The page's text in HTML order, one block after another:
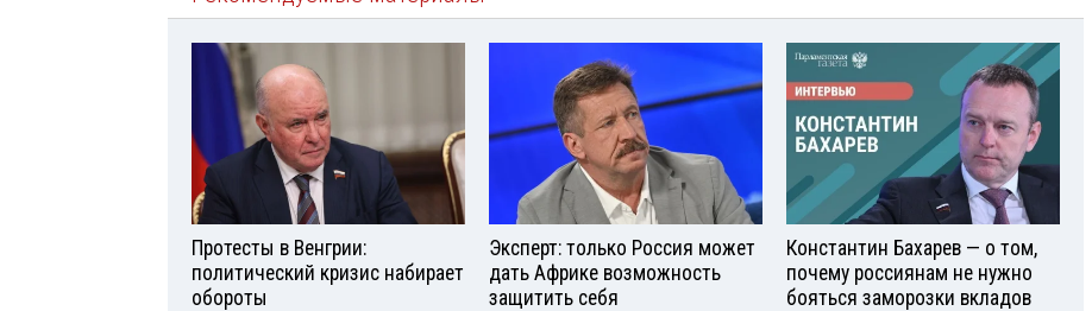
Протесты в Венгрии:
политический кризис набирает
обороты
Эксперт: только Россия может
дать Африке возможность
защитить себя
Константин Бахарев — о том,
почему россиянам не нужно
бояться заморозки вкладов